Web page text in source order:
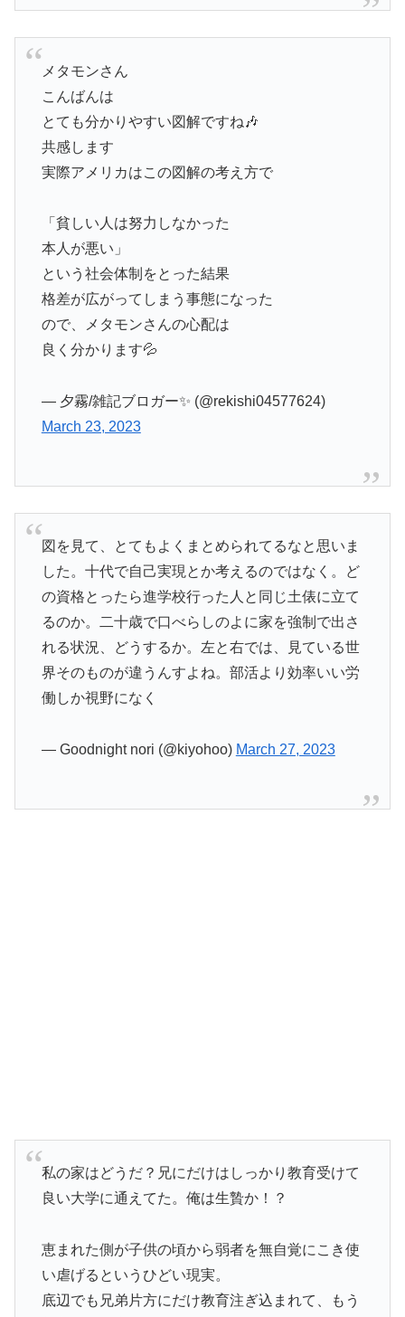
メタモンさん
こんばんは
とても分かりやすい図解ですね🎶
共感します
実際アメリカはこの図解の考え方で
「貧しい人は努力しなかった
本人が悪い」
という社会体制をとった結果
格差が広がってしまう事態になった
ので、メタモンさんの心配は
良く分かります💦
— 夕霧/雑記ブロガー✨ (@rekishi04577624)
March 23, 2023
図を見て、とてもよくまとめられてるなと思いま
した。十代で自己実現とか考えるのではなく。ど
の資格とったら進学校行った人と同じ土俵に立て
るのか。二十歳で口べらしのよに家を強制で出さ
れる状況、どうするか。左と右では、見ている世
界そのものが違うんすよね。部活より効率いい労
働しか視野になく
— Goodnight nori (@kiyohoo) March 27, 2023
私の家はどうだ？兄にだけはしっかり教育受けて
良い大学に通えてた。俺は生贄か！？
恵まれた側が子供の頃から弱者を無自覚にこき使
い虐げるというひどい現実。
底辺でも兄弟片方にだけ教育注ぎ込まれて、もう